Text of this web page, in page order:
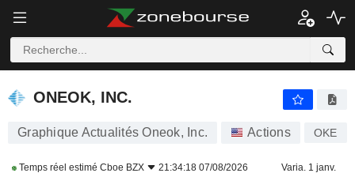
ONEOK, INC.
ONEOK, INC.
Graphique Actualités Oneok, Inc. Actions OKE
Temps réel estimé Cboe BZX 21:34:18 07/08/2026 Varia. 1 janv.